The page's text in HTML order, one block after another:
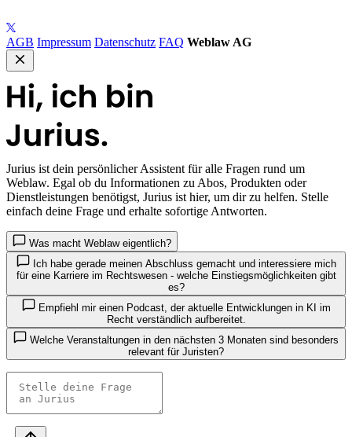
AGB Impressum Datenschutz FAQ Weblaw AG
Jurius ist dein persönlicher Assistent für alle Fragen rund um
Weblaw. Egal ob du Informationen zu Abos, Produkten oder
Dienstleistungen benötigst, Jurius ist hier, um dir zu helfen. Stelle
einfach deine Frage und erhalte sofortige Antworten.
Was macht Weblaw eigentlich?
Ich habe gerade meinen Abschluss gemacht und interessiere mich
für eine Karriere im Rechtswesen - welche Einstiegsmöglichkeiten gibt
es?
Empfiehl mir einen Podcast, der aktuelle Entwicklungen in KI im
Recht verständlich aufbereitet.
relevant für Juristen?